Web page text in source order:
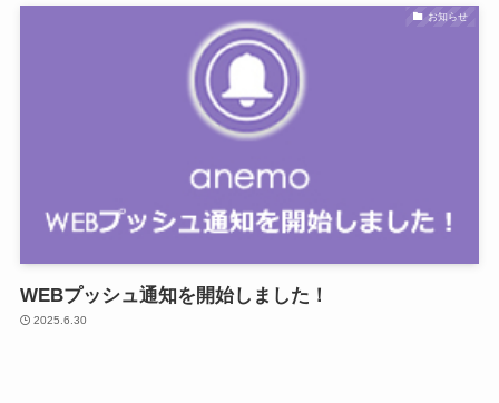
お知らせ
WEBプッシュ通知を開始しました！
2025.6.30